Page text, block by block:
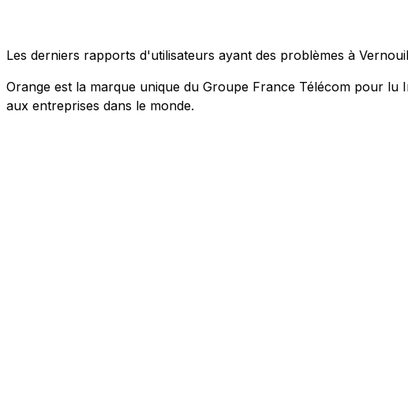
Les derniers rapports d'utilisateurs ayant des problèmes à
Orange est la marque unique du Groupe France Télécom pour lu
aux entreprises dans le monde.